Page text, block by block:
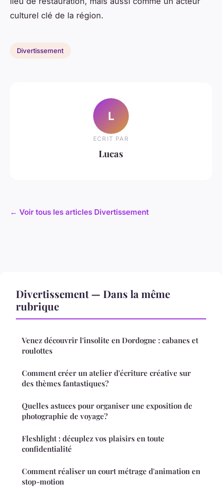
culturel clé de la région.
Divertissement
L
ECRIT PAR
Lucas
← Voir tous les articles Divertissement
Divertissement — Dans la même
rubrique
Venez découvrir l'insolite en Dordogne : cabanes et
roulottes
Comment créer un atelier d'écriture créative sur
des thèmes fantastiques?
Quelles astuces pour organiser une exposition de
photographie de voyage?
Fleshlight : décuplez vos plaisirs en toute
confidentialité
Comment réaliser un court métrage d'animation en
stop-motion